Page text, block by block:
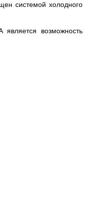
системой холодного
возможность